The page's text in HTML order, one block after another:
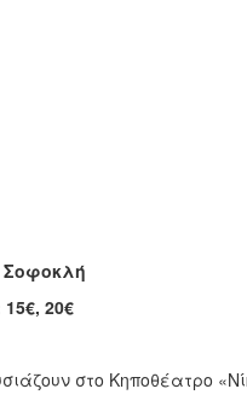
Σοφοκλή
20€
στο Κηποθέατρο